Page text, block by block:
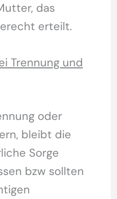
das
erteilt.
Trennung und
oder
bleibt die
Sorge
bzw sollten